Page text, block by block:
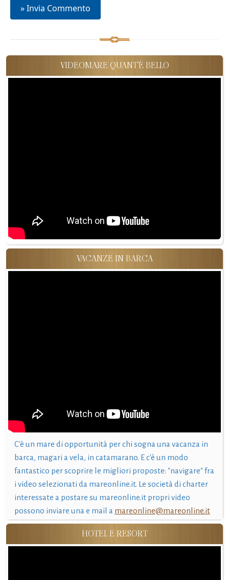
VIDEOMARE QUANT'È BELLO
VACANZE IN BARCA
C'è un mare di opportunità per chi sogna una vacanza in
barca, magari a vela, in catamarano. E c'è un modo
fantastico per scoprire le migliori proposte: "navigare" fra
i video selezionati da mareonline.it. Le società di charter
interessate a postare su mareonline.it propri video
possono inviare una e mail a mareonline@mareonline.it
HOTEL E RESORT